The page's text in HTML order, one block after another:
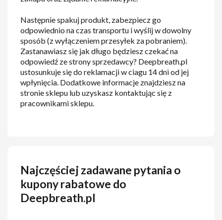
Następnie spakuj produkt, zabezpiecz go
odpowiednio na czas transportu i wyślij w dowolny
sposób (z wyłączeniem przesyłek za pobraniem).
Zastanawiasz się jak długo będziesz czekać na
odpowiedź ze strony sprzedawcy? Deepbreath.pl
ustosunkuje się do reklamacji w ciagu 14 dni od jej
wpłynięcia. Dodatkowe informacje znajdziesz na
stronie sklepu lub uzyskasz kontaktując się z
pracownikami sklepu.
Najczęściej zadawane pytania o
kupony rabatowe do
Deepbreath.pl